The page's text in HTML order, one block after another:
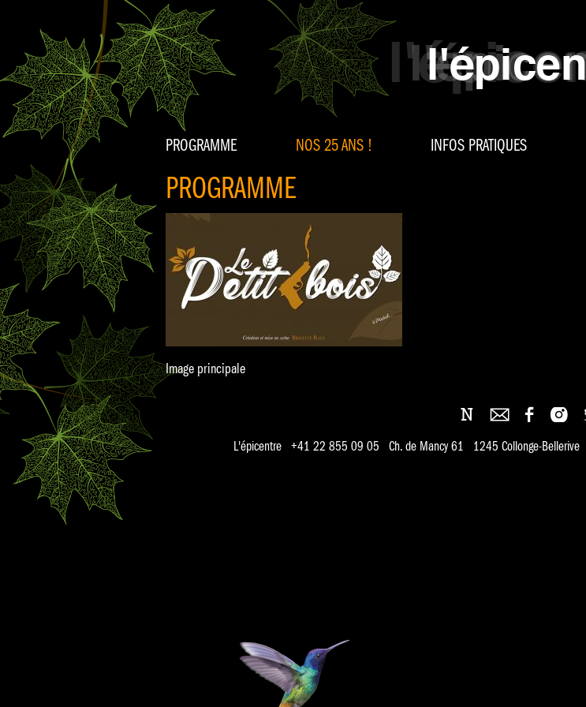
PROGRAMME NOS 25 ANS ! INFOS PRATIQUES
PROGRAMME
Image principale
L'épicentre +41 22 855 09 05 Ch. de Mancy 61 1245 Collonge-Bellerive